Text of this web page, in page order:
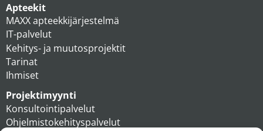
Apteekit
MAXX apteekkijärjestelmä
IT-palvelut
Kehitys- ja muutosprojektit
Tarinat
Ihmiset
Projektimyynti
Konsultointipalvelut
Ohjelmistokehityspalvelut